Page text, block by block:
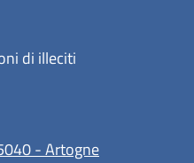
di illeciti
- Artogne(apre in